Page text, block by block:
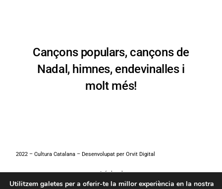
Cançons populars, cançons de
Nadal, himnes, endevinalles i
molt més!
2022 – Cultura Catalana – Desenvolupat per Orvit Digital
Avís legal
Utilitzem galetes per a oferir-te la millor experiència en la nostra